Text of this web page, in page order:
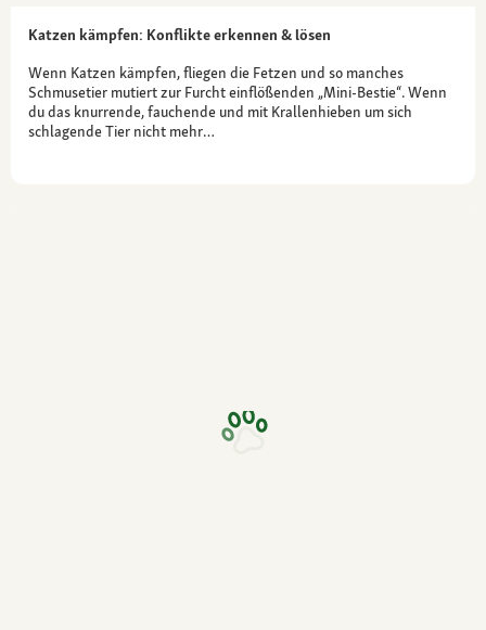
Katzen kämpfen: Konflikte erkennen & lösen
Wenn Katzen kämpfen, fliegen die Fetzen und so manches
Schmusetier mutiert zur Furcht einflößenden „Mini-Bestie“. Wenn
du das knurrende, fauchende und mit Krallenhieben um sich
schlagende Tier nicht mehr…